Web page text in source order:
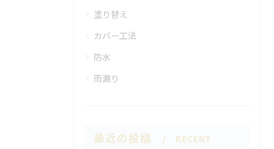
塗り替え
カバー工法
防水
雨漏り
最近の投稿
RECENT